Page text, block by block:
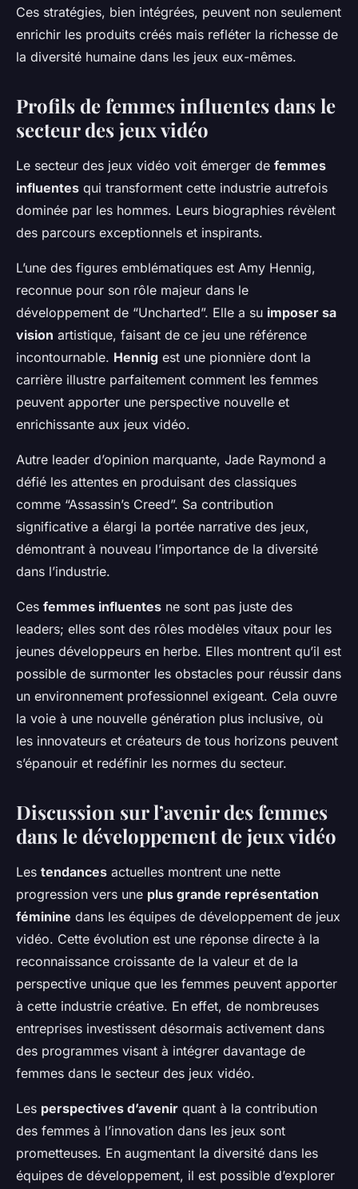
Ces stratégies, bien intégrées, peuvent non seulement
enrichir les produits créés mais refléter la richesse de
la diversité humaine dans les jeux eux-mêmes.
Profils de femmes influentes dans le
secteur des jeux vidéo
Le secteur des jeux vidéo voit émerger de femmes
influentes qui transforment cette industrie autrefois
dominée par les hommes. Leurs biographies révèlent
des parcours exceptionnels et inspirants.
L’une des figures emblématiques est Amy Hennig,
reconnue pour son rôle majeur dans le
développement de “Uncharted”. Elle a su imposer sa
vision artistique, faisant de ce jeu une référence
incontournable. Hennig est une pionnière dont la
carrière illustre parfaitement comment les femmes
peuvent apporter une perspective nouvelle et
enrichissante aux jeux vidéo.
Autre leader d’opinion marquante, Jade Raymond a
défié les attentes en produisant des classiques
comme “Assassin’s Creed”. Sa contribution
significative a élargi la portée narrative des jeux,
démontrant à nouveau l’importance de la diversité
dans l’industrie.
Ces femmes influentes ne sont pas juste des
leaders; elles sont des rôles modèles vitaux pour les
jeunes développeurs en herbe. Elles montrent qu’il est
possible de surmonter les obstacles pour réussir dans
un environnement professionnel exigeant. Cela ouvre
la voie à une nouvelle génération plus inclusive, où
les innovateurs et créateurs de tous horizons peuvent
s’épanouir et redéfinir les normes du secteur.
Discussion sur l’avenir des femmes
dans le développement de jeux vidéo
Les tendances actuelles montrent une nette
progression vers une plus grande représentation
féminine dans les équipes de développement de jeux
vidéo. Cette évolution est une réponse directe à la
reconnaissance croissante de la valeur et de la
perspective unique que les femmes peuvent apporter
à cette industrie créative. En effet, de nombreuses
entreprises investissent désormais activement dans
des programmes visant à intégrer davantage de
femmes dans le secteur des jeux vidéo.
Les perspectives d’avenir quant à la contribution
des femmes à l’innovation dans les jeux sont
prometteuses. En augmentant la diversité dans les
équipes de développement, il est possible d’explorer